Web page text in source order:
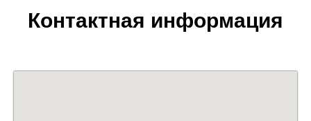
Контактная информация